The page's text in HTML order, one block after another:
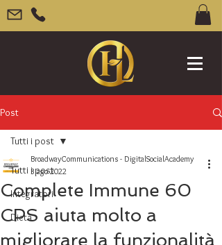
Post
Tutti i post
Integratori
Dieta
Tutti i post
Complete Immune 60
CPS aiuta molto a
migliorare la funzionalità
BroadwayCommunications - DigitalSocialAcademy
3 ago 2022